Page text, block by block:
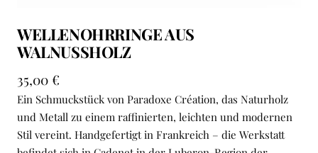
WELLENOHRRINGE AUS
WALNUSSHOLZ
Angebotspreis
35,00 €
Ein Schmuckstück von Paradoxe Création, das Naturholz
und Metall zu einem raffinierten, leichten und modernen
Stil vereint. Handgefertigt in Frankreich – die Werkstatt